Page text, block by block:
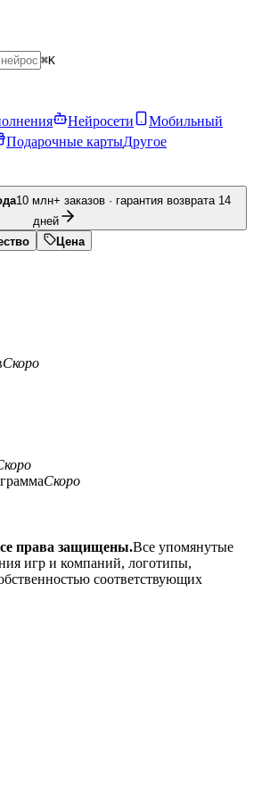
⌘K
Нейросети
Мобильный
Подарочные картыДругое
10 млн+ заказов · гарантия возврата 14
дней
Цена
Скоро
Скоро
права защищены.Все упомянутые
игр и компаний, логотипы,
соответствующих